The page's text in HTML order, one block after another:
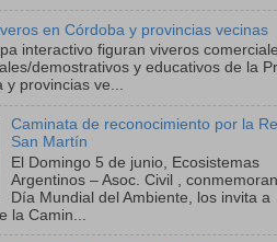
en Córdoba y provincias vecinas
interactivo figuran viveros
demostrativos y educativos de la
y provincias ve...
Caminata de reconocimiento por la
San Martín
El Domingo 5 de junio, Ecosistemas
Argentinos – Asoc. Civil ,
Día Mundial del Ambiente, los invita a
la Camin...